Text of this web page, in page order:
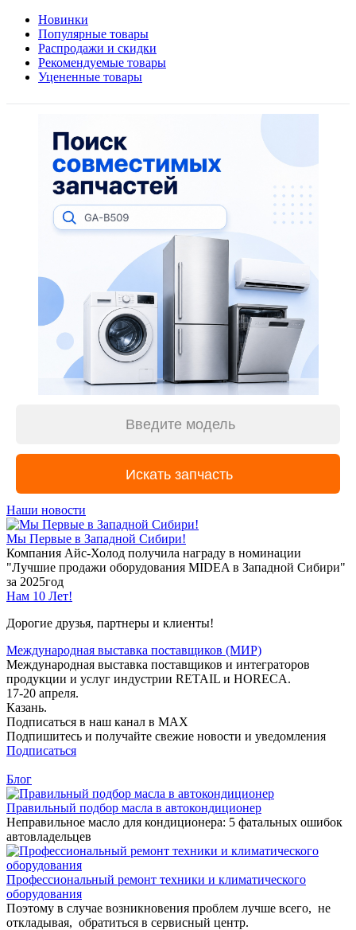
Новинки
Популярные товары
Распродажи и скидки
Рекомендуемые товары
Уцененные товары
Наши новости
Мы Первые в Западной Сибири!
Компания Айс-Холод получила награду в номинации
"Лучшие продажи оборудования MIDEA в Западной Сибири"
за 2025год
Нам 10 Лет!
Дорогие друзья, партнеры и клиенты!
Международная выставка поставщиков (МИР)
Международная выставка поставщиков и интеграторов
продукции и услуг индустрии RETAIL и HORECA.
17-20 апреля.
Казань.
Подписаться в наш канал в MAX
Подпишитесь и получайте свежие новости и уведомления
Подписаться
Блог
Правильный подбор масла в автокондиционер
Неправильное масло для кондиционера: 5 фатальных ошибок
автовладельцев
Профессиональный ремонт техники и климатического
оборудования
Поэтому в случае возникновения проблем лучше всего, не
откладывая, обратиться в сервисный центр.